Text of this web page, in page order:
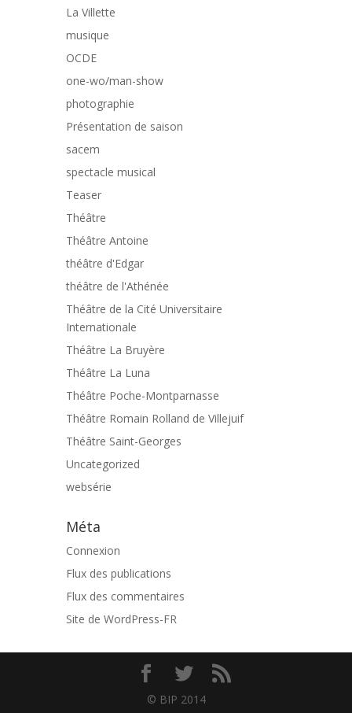
La Villette
musique
OCDE
one-wo/man-show
photographie
Présentation de saison
sacem
spectacle musical
Teaser
Théâtre
Théâtre Antoine
théâtre d'Edgar
théâtre de l'Athénée
Théâtre de la Cité Universitaire
Internationale
Théâtre La Bruyère
Théâtre La Luna
Théâtre Poche-Montparnasse
Théâtre Romain Rolland de Villejuif
Théâtre Saint-Georges
Uncategorized
websérie
Méta
Connexion
Flux des publications
Flux des commentaires
Site de WordPress-FR
© BIP 2014